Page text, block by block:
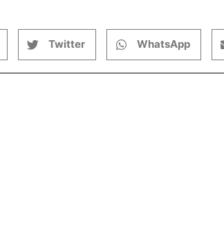
Twitter WhatsApp